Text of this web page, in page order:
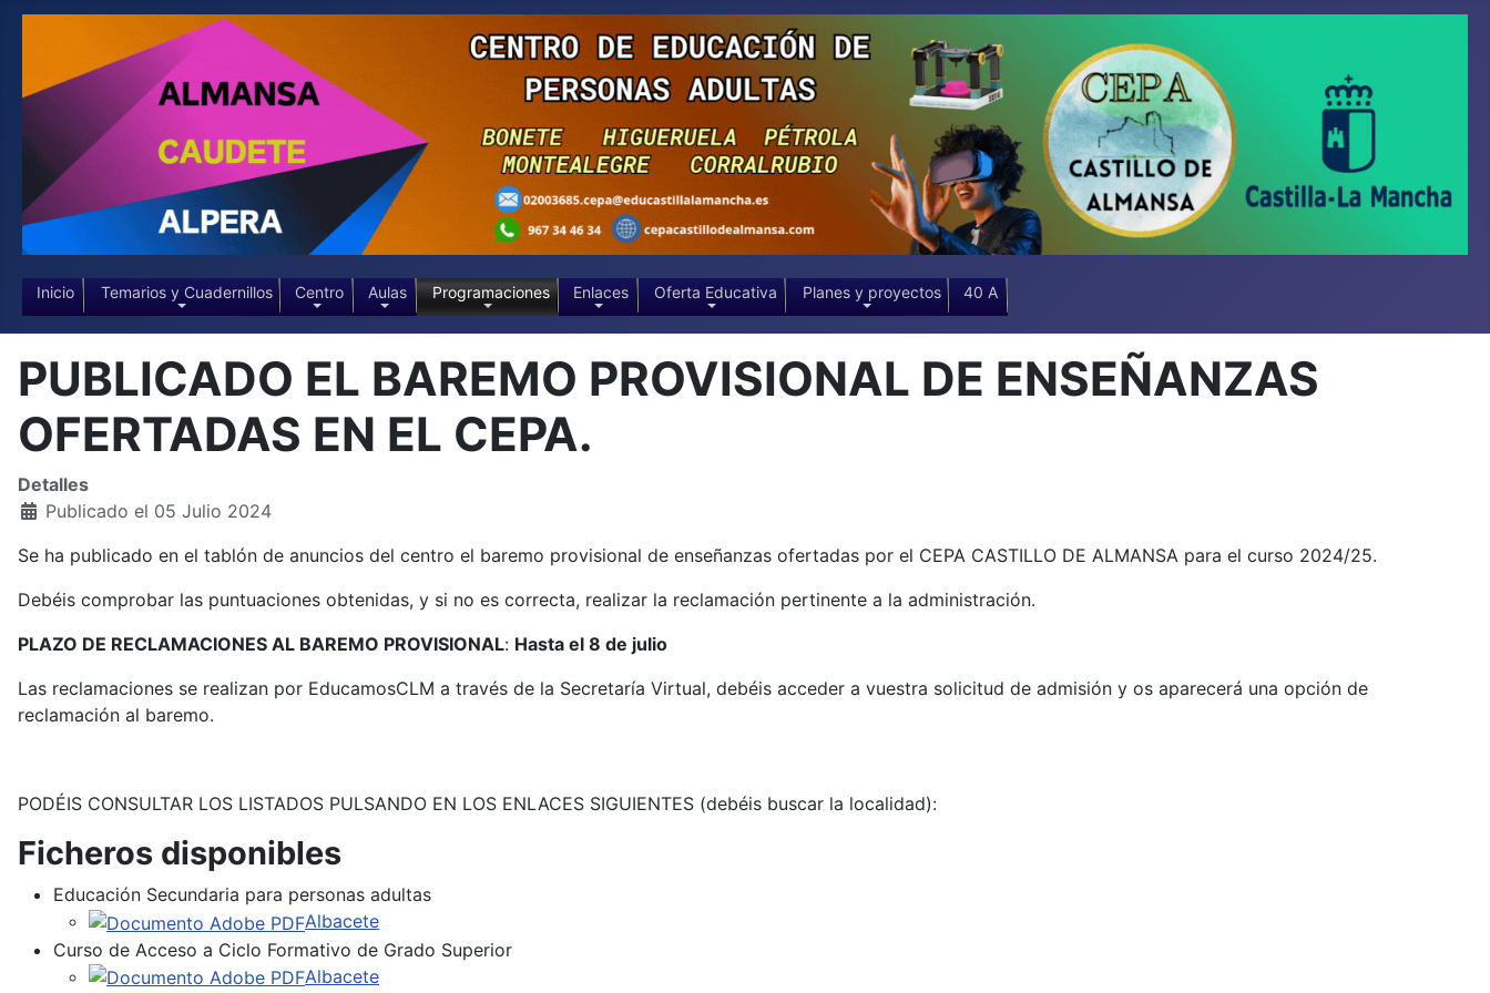
Inicio Temarios y Cuadernillos Centro Aulas Programaciones Enlaces Oferta Educativa Planes y proyectos 40 A
PUBLICADO EL BAREMO PROVISIONAL DE ENSEÑANZAS
OFERTADAS EN EL CEPA.
Detalles
Publicado el 05 Julio 2024
Se ha publicado en el tablón de anuncios del centro el baremo provisional de enseñanzas ofertadas por el CEPA CASTILLO DE ALMANSA para el curso 2024/25.
Debéis comprobar las puntuaciones obtenidas, y si no es correcta, realizar la reclamación pertinente a la administración.
PLAZO DE RECLAMACIONES AL BAREMO PROVISIONAL: Hasta el 8 de julio
Las reclamaciones se realizan por EducamosCLM a través de la Secretaría Virtual, debéis acceder a vuestra solicitud de admisión y os aparecerá una opción de
reclamación al baremo.
PODÉIS CONSULTAR LOS LISTADOS PULSANDO EN LOS ENLACES SIGUIENTES (debéis buscar la localidad):
Ficheros disponibles
Educación Secundaria para personas adultas
Albacete
Curso de Acceso a Ciclo Formativo de Grado Superior
Albacete